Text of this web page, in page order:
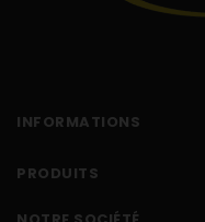
INFORMATIONS
PRODUITS